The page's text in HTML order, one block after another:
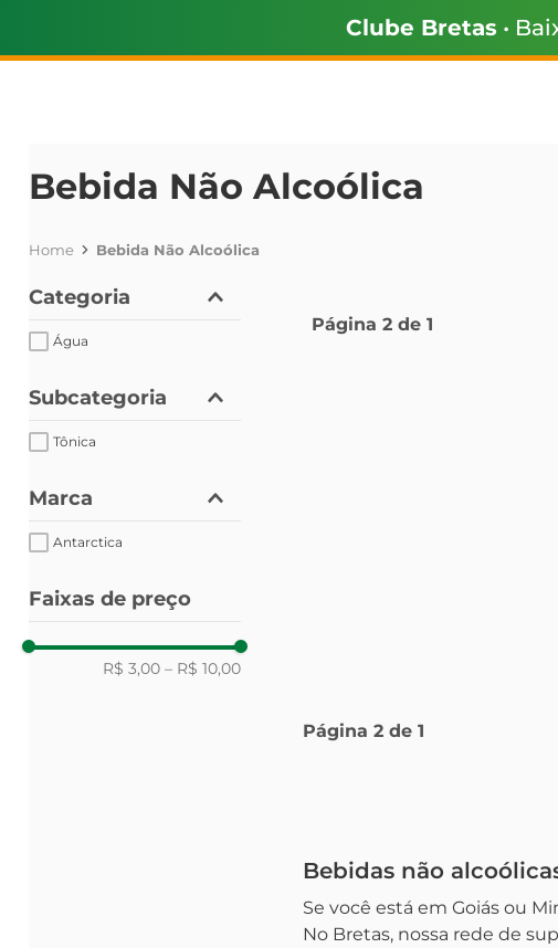
Clube Bretas •
Bebida Não Alcoólica
Bebida Não Alcoólica
Categoria
Água
Subcategoria
Tônica
Marca
Antarctica
Faixas de preço
R$ 3,00 – R$ 10,00
Página 2de 1
Página 2de 1
Bebidas não
Se você está em Goiás ou
No Bretas, nossa rede de